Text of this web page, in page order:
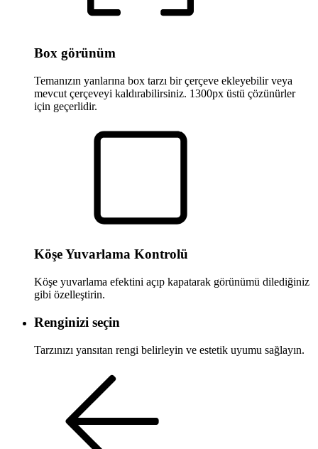
Box görünüm
Temanızın yanlarına box tarzı bir çerçeve ekleyebilir veya
mevcut çerçeveyi kaldırabilirsiniz. 1300px üstü çözünürler
için geçerlidir.
Köşe Yuvarlama Kontrolü
Köşe yuvarlama efektini açıp kapatarak görünümü dilediğiniz
gibi özelleştirin.
Renginizi seçin
Tarzınızı yansıtan rengi belirleyin ve estetik uyumu sağlayın.